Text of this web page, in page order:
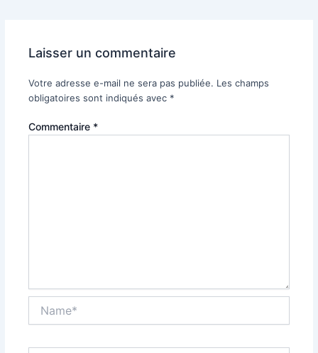
Laisser un commentaire
Votre adresse e-mail ne sera pas publiée. Les champs
obligatoires sont indiqués avec *
Commentaire *